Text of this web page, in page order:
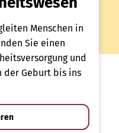
Menschen in
Sie einen
und
der Geburt bis ins